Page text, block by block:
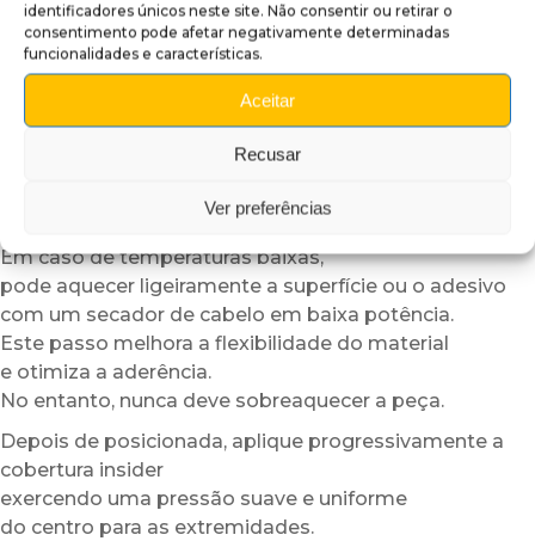
identificadores únicos neste site. Não consentir ou retirar o
consentimento pode afetar negativamente determinadas
funcionalidades e características.
Aceitar
Recusar
Ver preferências
Depois, posicione a cobertura insider a seco
para verificar o alinhamento.
Graças à sua estrutura semirrígida,
o plexiglass autocolante é mais fácil de manusear
do que um simples vinil adesivo.
recomendamos trabalhar numa divisão com
Em caso de temperaturas baixas,
pode aquecer ligeiramente a superfície ou o adesivo
com um secador de cabelo em baixa potência.
Este passo melhora a flexibilidade do material
e otimiza a aderência.
No entanto, nunca deve sobreaquecer a peça.
Depois de posicionada, aplique progressivamente a
cobertura insider
exercendo uma pressão suave e uniforme
do centro para as extremidades.